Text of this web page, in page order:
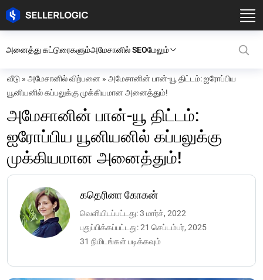
அனைத்து கட்டுரைகளும்அமேசானில் SEOமேலும்
வீடு » அமேசானில் விற்பனை » அமேசானின் பான்-யூ திட்டம்: ஐரோப்பிய
யூனியனில் கப்பலுக்கு முக்கியமான அனைத்தும்!
அமேசானின் பான்-யூ திட்டம்:
ஐரோப்பிய யூனியனில் கப்பலுக்கு
முக்கியமான அனைத்தும்!
கதெரினா கோகன்
வெளியிடப்பட்டது: 3 மார்ச், 2022
புதுப்பிக்கப்பட்டது: 21 செப்டம்பர், 2025
31 நிமிடங்கள் படிக்கவும்